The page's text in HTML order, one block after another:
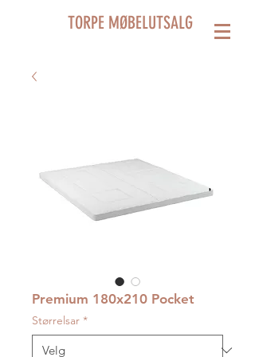
TORPE MØBELUTSALG
Premium 180x210 Pocket
Størrelsar *